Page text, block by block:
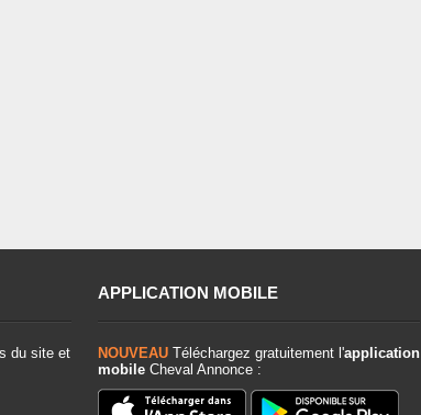
du site et
APPLICATION MOBILE
NOUVEAU Téléchargez gratuitement l'application
mobile Cheval Annonce :